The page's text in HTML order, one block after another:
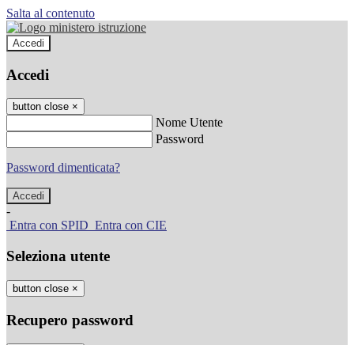
Salta al contenuto
Accedi
Accedi
button close ×
Nome Utente
Password
Password dimenticata?
-
Entra con SPID Entra con CIE
Seleziona utente
button close ×
Recupero password